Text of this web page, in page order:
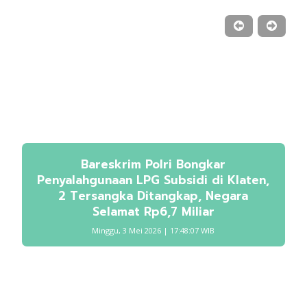
Bareskrim Polri Bongkar
Penyalahgunaan LPG Subsidi di Klaten,
2 Tersangka Ditangkap, Negara
Selamat Rp6,7 Miliar
Minggu, 3 Mei 2026 | 17:48:07 WIB